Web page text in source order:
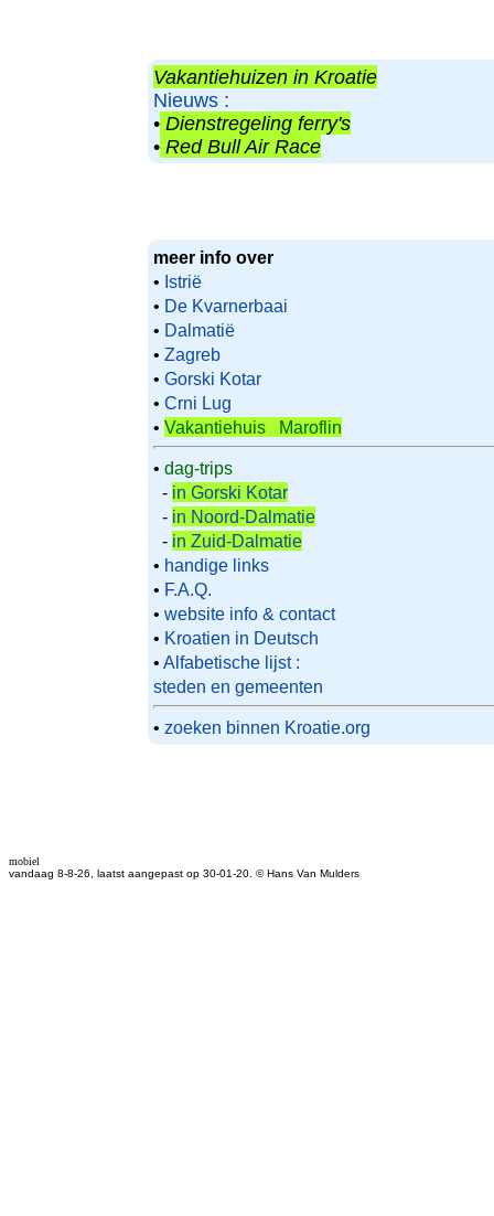
Vakantiehuizen in Kroatie
Nieuws :
• Dienstregeling ferry's
• Red Bull Air Race
meer info over
• Istrië
• De Kvarnerbaai
• Dalmatië
• Zagreb
• Gorski Kotar
• Crni Lug
• Vakantiehuis Maroflin
• dag-trips
- in Gorski Kotar
- in Noord-Dalmatie
- in Zuid-Dalmatie
• handige links
• F.A.Q.
• website info & contact
• Kroatien in Deutsch
• Alfabetische lijst :
steden en gemeenten
• zoeken binnen Kroatie.org
mobiel
vandaag 8-8-26, laatst aangepast op 30-01-20. © Hans Van Mulders